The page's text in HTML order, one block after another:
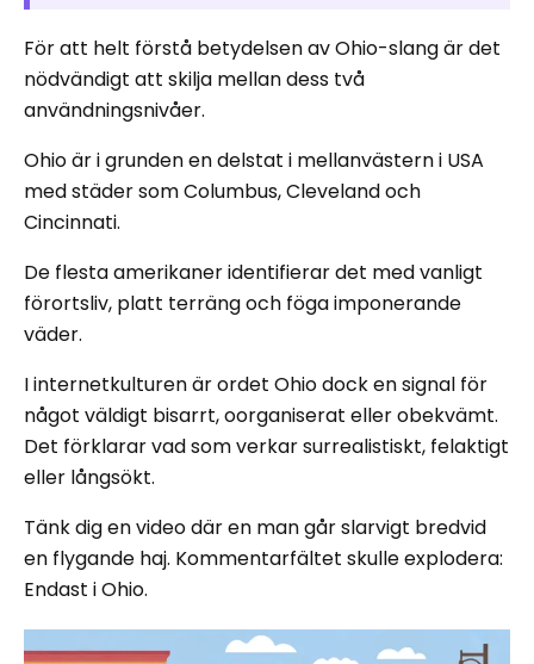
För att helt förstå betydelsen av Ohio-slang är det
nödvändigt att skilja mellan dess två
användningsnivåer.
Ohio är i grunden en delstat i mellanvästern i USA
med städer som Columbus, Cleveland och
Cincinnati.
De flesta amerikaner identifierar det med vanligt
förortsliv, platt terräng och föga imponerande
väder.
I internetkulturen är ordet Ohio dock en signal för
något väldigt bisarrt, oorganiserat eller obekvämt.
Det förklarar vad som verkar surrealistiskt, felaktigt
eller långsökt.
Tänk dig en video där en man går slarvigt bredvid
en flygande haj. Kommentarfältet skulle explodera:
Endast i Ohio.